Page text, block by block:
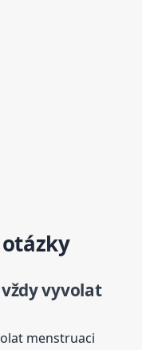
otázky
vyvolat
menstruaci